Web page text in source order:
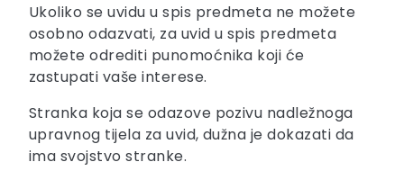
Ukoliko se uvidu u spis predmeta ne možete
osobno odazvati, za uvid u spis predmeta
možete odrediti punomoćnika koji će
zastupati vaše interese.
Stranka koja se odazove pozivu nadležnoga
upravnog tijela za uvid, dužna je dokazati da
ima svojstvo stranke.